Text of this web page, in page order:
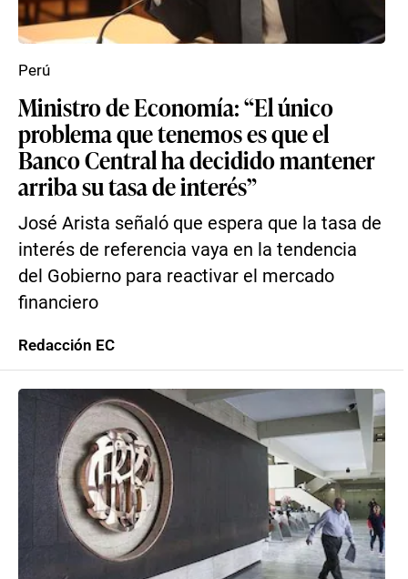
Ministro de Economía: “El único
problema que tenemos es que el
Banco Central ha decidido mantener
arriba su tasa de interés”
José Arista señaló que espera que la tasa de
interés de referencia vaya en la tendencia
del Gobierno para reactivar el mercado
financiero
Perú
Redacción EC